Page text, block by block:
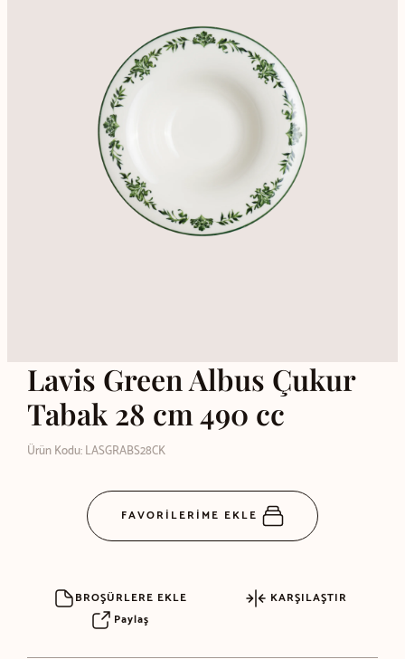
Lavis Green Albus Çukur
Tabak 28 cm 490 cc
Ürün Kodu: LASGRABS28CK
FAVORİLERİME EKLE
BROŞÜRLERE EKLE
KARŞILAŞTIR
Paylaş